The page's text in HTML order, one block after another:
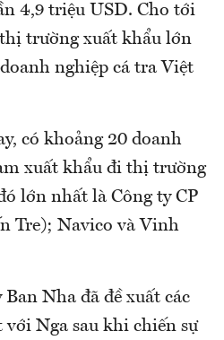
4,9 triệu USD. Cho tới
trường xuất khẩu lớn
nghiệp cá tra Việt
có khoảng 20 doanh
xuất khẩu đi thị trường
lớn nhất là Công ty CP
Tre); Navico và Vinh
Nha đã đề xuất các
Nga sau khi chiến sự